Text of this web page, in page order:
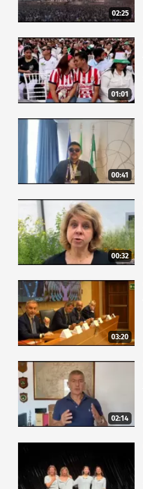
02:25
01:01
00:41
00:32
03:20
02:14